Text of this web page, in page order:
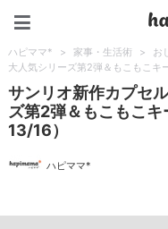
ハピママ* > 家事・生活術 > お
大人気シリーズ第2弾＆もこもこキ
サンリオ新作カプセ
ズ第2弾＆もこもこ
13/16）
ハピママ*